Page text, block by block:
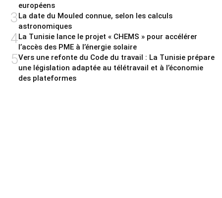
européens
3La date du Mouled connue, selon les calculs
astronomiques
4La Tunisie lance le projet « CHEMS » pour accélérer
l’accès des PME à l’énergie solaire
5Vers une refonte du Code du travail : La Tunisie prépare
une législation adaptée au télétravail et à l’économie
des plateformes